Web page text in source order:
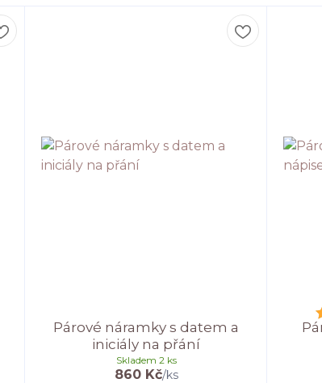
Párové náramky s datem a
iniciály na přání
860 Kč/ks
Skladem 2 ks